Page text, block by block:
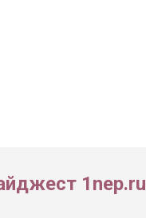
1nep.ru